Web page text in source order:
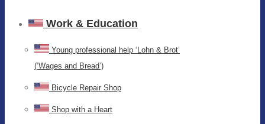
Work & Education
Young professional help ‘Lohn & Brot’
(‘Wages and Bread’)
Bicycle Repair Shop
Shop with a Heart